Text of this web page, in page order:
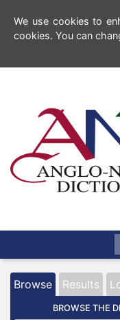
We use cookies to
cookies. You can
Browse Results
BROWSE THE